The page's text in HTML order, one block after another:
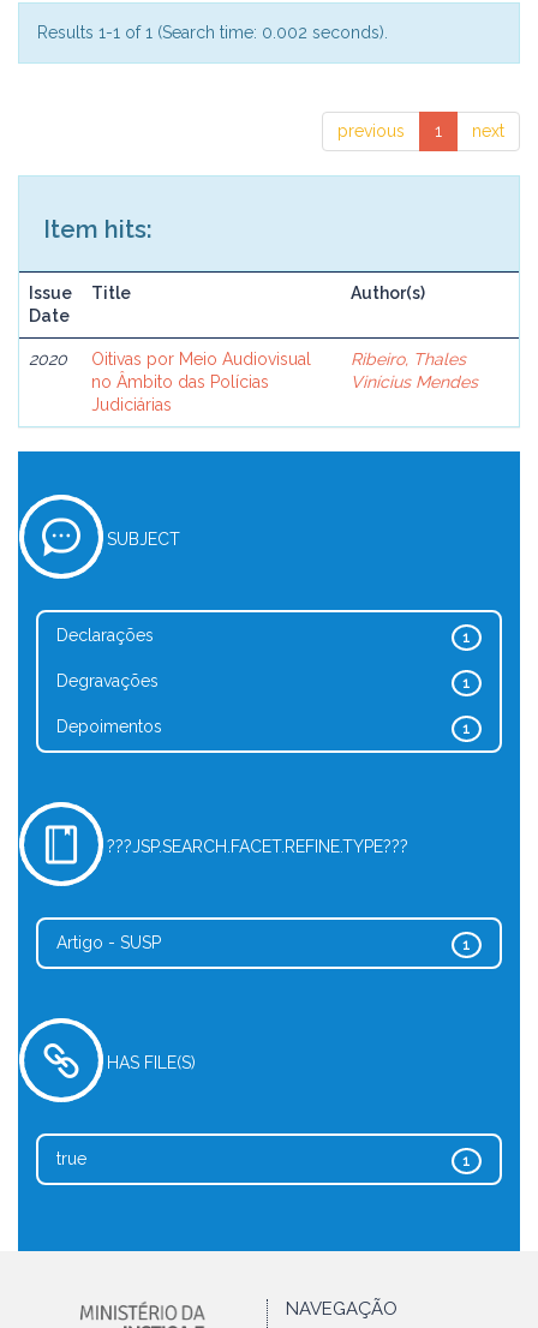
Results 1-1 of 1 (Search time: 0.002 seconds).
previous 1 next
Item hits:
Issue
Date
Title Author(s)
2020
Oitivas por Meio Audiovisual
no Âmbito das Polícias
Judiciárias
Ribeiro, Thales
Vinícius Mendes
SUBJECT
1
Declarações
1
Degravações
1
Depoimentos
???JSP.SEARCH.FACET.REFINE.TYPE???
1
Artigo - SUSP
HAS FILE(S)
1
true
NAVEGAÇÃO